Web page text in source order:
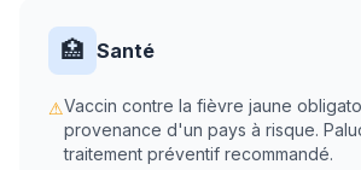
🏥 Santé
⚠Vaccin contre la fièvre jaune
provenance d'un pays à risque.
traitement préventif recommandé.